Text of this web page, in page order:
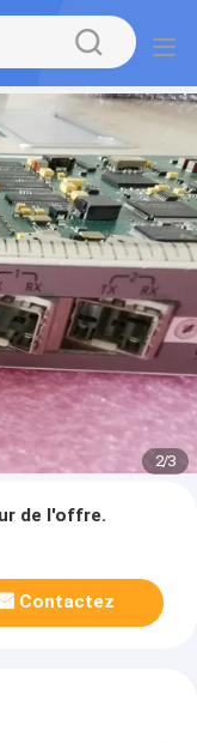
2/3
de l'offre.
Contactez